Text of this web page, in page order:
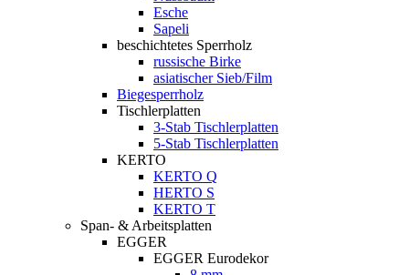
Esche
Sapeli
beschichtetes Sperrholz
russische Birke
asiatischer Sieb/Film
Biegesperrholz
Tischlerplatten
3-Stab Tischlerplatten
5-Stab Tischlerplatten
KERTO
KERTO Q
HERTO S
KERTO T
Span- & Arbeitsplatten
EGGER
EGGER Eurodekor